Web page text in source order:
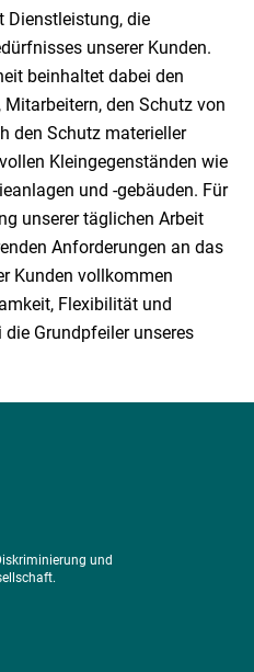
Dienstleistung, die
unserer Kunden.
beinhaltet dabei den
den Schutz von
den Schutz materieller
Kleingegenständen wie
und -gebäuden. Für
unserer täglichen Arbeit
Anforderungen an das
Kunden vollkommen
Flexibilität und
Grundpfeiler unseres
und